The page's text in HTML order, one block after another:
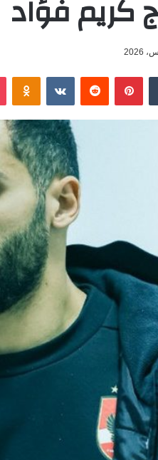
كريم فؤاد
بينتيريست